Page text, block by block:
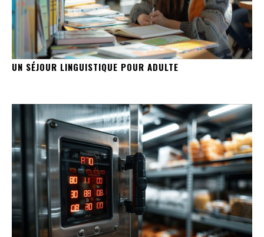
UN SÉJOUR LINGUISTIQUE POUR ADULTE